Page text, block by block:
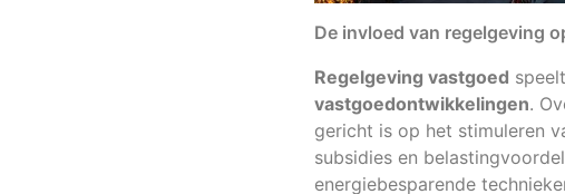
De invloed van regelgeving
Regelgeving vastgoed
vastgoedontwikkelingen.
gericht is op het stimuleren
subsidies en
energiebesparende